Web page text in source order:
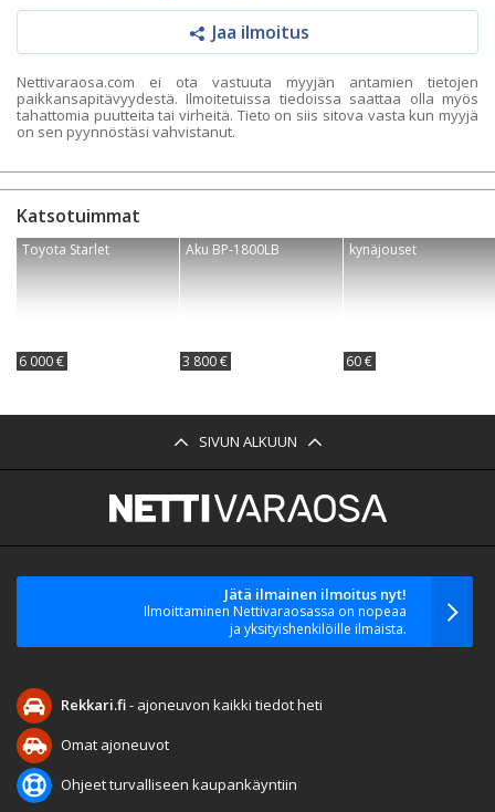
Jaa ilmoitus
Nettivaraosa.com ei ota vastuuta myyjän antamien tietojen
paikkansapitävyydestä. Ilmoitetuissa tiedoissa saattaa olla myös
tahattomia puutteita tai virheitä. Tieto on siis sitova vasta kun myyjä
on sen pyynnöstäsi vahvistanut.
Katsotuimmat
Toyota Starlet
6 000 €
Aku BP-1800LB
3 800 €
kynäjouset
60 €
SIVUN ALKUUN
Jätä ilmainen ilmoitus nyt!
Ilmoittaminen Nettivaraosassa on nopeaa
ja yksityishenkilöille ilmaista.
Rekkari.fi- ajoneuvon kaikki tiedot heti
Omat ajoneuvot
Ohjeet turvalliseen kaupankäyntiin